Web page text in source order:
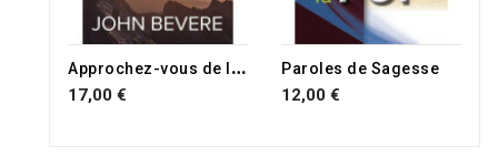
A
pprochez-vous de lui !
17,00 €
Paroles de Sagesse
12,00 €